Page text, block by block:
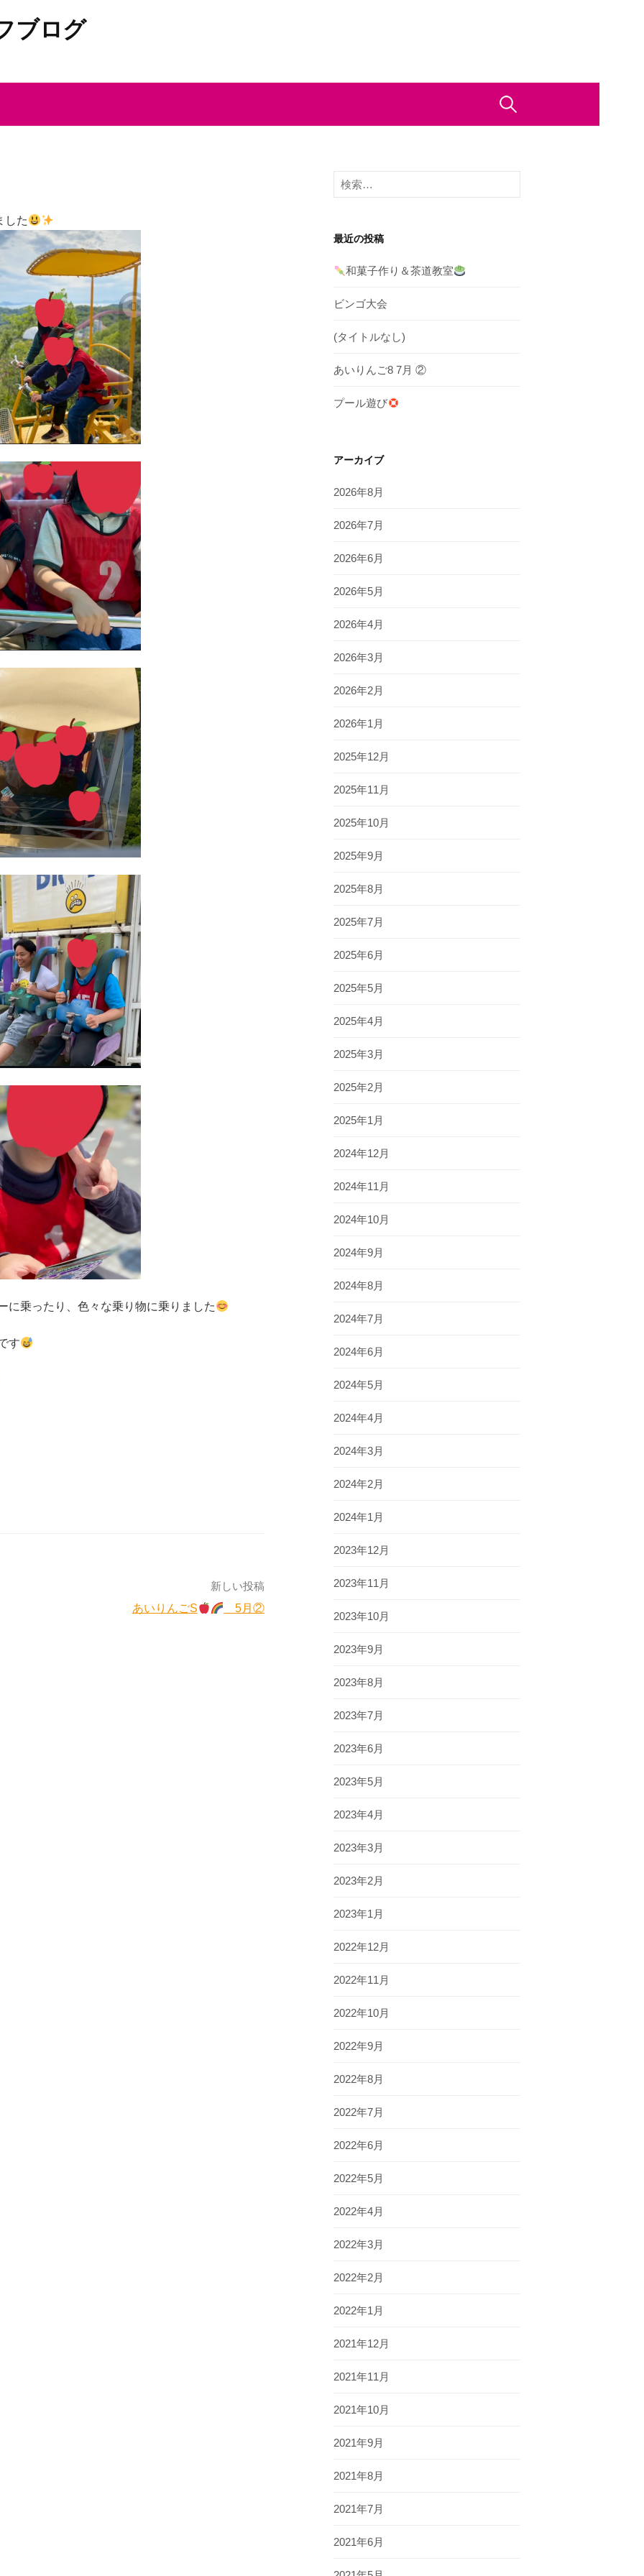
ブログ
検
した
に乗ったり、色々な乗り物に乗りました
す
新しい投稿
あいりんごS
5月②
検
索:
最近の投稿
和菓子作り＆茶道教室
ビンゴ大会
(タイトルなし)
あいりんご8 7月 ②
プール遊び
アーカイブ
2026年8月
2026年7月
2026年6月
2026年5月
2026年4月
2026年3月
2026年2月
2026年1月
2025年12月
2025年11月
2025年10月
2025年9月
2025年8月
2025年7月
2025年6月
2025年5月
2025年4月
2025年3月
2025年2月
2025年1月
2024年12月
2024年11月
2024年10月
2024年9月
2024年8月
2024年7月
2024年6月
2024年5月
2024年4月
2024年3月
2024年2月
2024年1月
2023年12月
2023年11月
2023年10月
2023年9月
2023年8月
2023年7月
2023年6月
2023年5月
2023年4月
2023年3月
2023年2月
2023年1月
2022年12月
2022年11月
2022年10月
2022年9月
2022年8月
2022年7月
2022年6月
2022年5月
2022年4月
2022年3月
2022年2月
2022年1月
2021年12月
2021年11月
2021年10月
2021年9月
2021年8月
2021年7月
2021年6月